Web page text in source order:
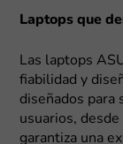
Laptops que
Las laptops
fiabilidad y
diseñados para
usuarios,
garantiza una